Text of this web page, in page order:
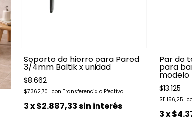
Soporte de hierro para Pared
3/4mm Baltik x unidad
$8.662
$7.362,70
3x$2.887,33sin interés
Par de
para
modelo
$13.125
$11.156,25
3x